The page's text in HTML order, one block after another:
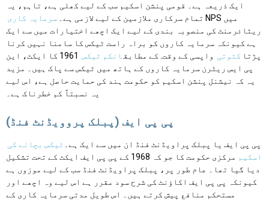
ایک ذریعہ ہے۔ قومی پنشن اسکیم سب کے لیے کھلی ہے، تاہم، یہ
تمام سرکاری ملازمین کے لیے لازمی ہے۔
سرمایہ کاری
NPS میں
ریٹائرمنٹ کی منصوبہ بندی کے لیے ایک اچھے اختیارات میں سے ایک
ہے کیونکہ سرمایہ کاروں کو براہ راست ٹیکس کا سامنا نہیں کرنا
پڑتا کٹوتی واپسی کے وقت. کے مطابق انکم ٹیکس
1961 کا ایکٹ، این
پی ایس ریٹرن سرمایہ کاروں کے ہاتھ میں ٹیکس سے پاک ہیں۔ مزید
یہ کہ نیشنل پنشن اسکیم کو حکومت ہند کی حمایت حاصل ہے، اس لیے
یہ نسبتاً کم خطرناک ہے۔
پی پی ایف (پبلک پروویڈنٹ فنڈ)
پی پی ایف یا پبلک پراویڈنٹ فنڈ ان میں سے ایک ہے۔
ٹیکس بچانے کی
اسکیم
مرکزی حکومت کا جو کہ 1968 کے پی پی ایف ایکٹ کے تحت تشکیل
دیا گیا تھا۔ عام طور پر، پبلک پراویڈنٹ فنڈ سب کے لیے موزوں ہے
کیونکہ پی پی ایف اکاؤنٹ کی شرح سود مقرر ہے اس لیے وہ اچھے اور
مستحکم منافع پیش کرتے ہیں۔ اس طویل مدتی سرمایہ کاری کے